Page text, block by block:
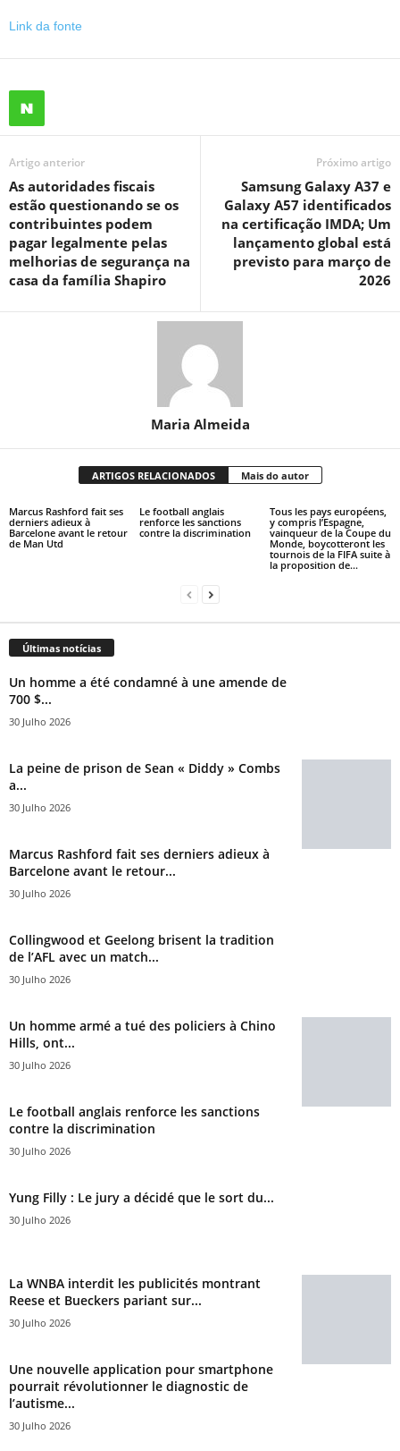
Link da fonte
Artigo anterior
As autoridades fiscais
estão questionando se os
contribuintes podem
pagar legalmente pelas
melhorias de segurança na
casa da família Shapiro
Próximo artigo
Samsung Galaxy A37 e
Galaxy A57 identificados
na certificação IMDA; Um
lançamento global está
previsto para março de
2026
Maria Almeida
ARTIGOS RELACIONADOS Mais do autor
Marcus Rashford fait ses
derniers adieux à
Barcelone avant le retour
de Man Utd
Le football anglais
renforce les sanctions
contre la discrimination
Tous les pays européens,
y compris l’Espagne,
vainqueur de la Coupe du
Monde, boycotteront les
tournois de la FIFA suite à
la proposition de...
Últimas notícias
Un homme a été condamné à une amende de
700 $...
30 Julho 2026
La peine de prison de Sean « Diddy » Combs
a...
30 Julho 2026
Marcus Rashford fait ses derniers adieux à
Barcelone avant le retour...
30 Julho 2026
Collingwood et Geelong brisent la tradition
de l’AFL avec un match...
30 Julho 2026
Un homme armé a tué des policiers à Chino
Hills, ont...
30 Julho 2026
Le football anglais renforce les sanctions
contre la discrimination
30 Julho 2026
Yung Filly : Le jury a décidé que le sort du...
30 Julho 2026
La WNBA interdit les publicités montrant
Reese et Bueckers pariant sur...
30 Julho 2026
Une nouvelle application pour smartphone
pourrait révolutionner le diagnostic de
l’autisme...
30 Julho 2026